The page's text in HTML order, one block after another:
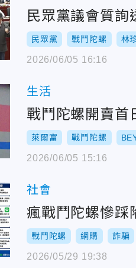
民眾黨議會質
民眾黨 戰鬥陀螺 林
2026/06/05 16:16
生活
戰鬥陀螺開賣
萊爾富 戰鬥陀螺
2026/06/05 15:16
社會
瘋戰鬥陀螺慘踩
戰鬥陀螺 網購 詐騙
2026/05/29 19:38